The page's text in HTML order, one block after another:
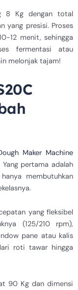
8 Kg dengan total
yang presisi. Proses
12 menit, sehingga
fermentasi atau
melonjak tajam!
Maker Machine
pertama adalah
membutuhkan
yang fleksibel
(125/210 rpm),
pane atau kalis
roti tawar hingga
90 Kg dan dimensi